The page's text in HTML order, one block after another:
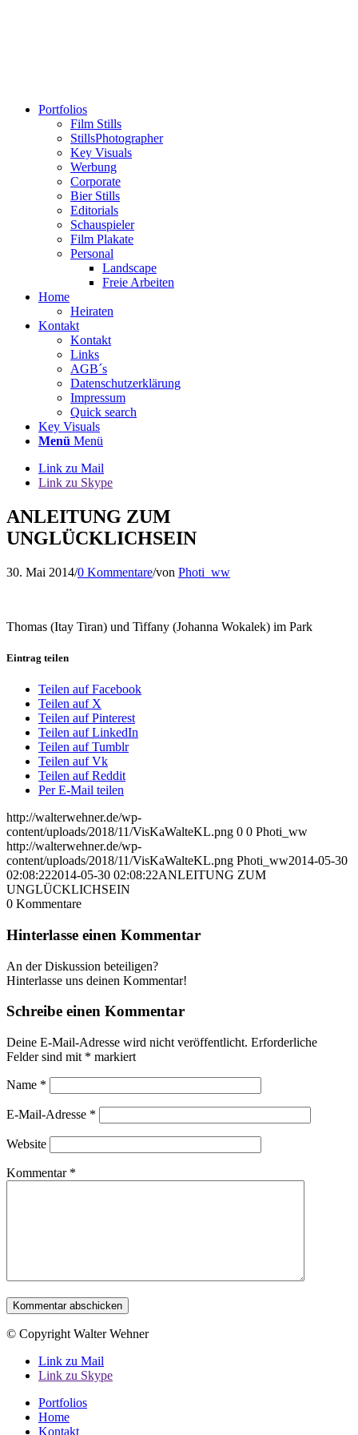
Portfolios
Film Stills
StillsPhotographer
Key Visuals
Werbung
Corporate
Bier Stills
Editorials
Schauspieler
Film Plakate
Personal
Landscape
Freie Arbeiten
Home
Heiraten
Kontakt
Kontakt
Links
AGB´s
Datenschutzerklärung
Impressum
Quick search
Key Visuals
Menü Menü
Link zu Mail
Link zu Skype
ANLEITUNG ZUM
UNGLÜCKLICHSEIN
30. Mai 2014/0 Kommentare/von Photi_ww
Thomas (Itay Tiran) und Tiffany (Johanna Wokalek) im Park
Eintrag teilen
Teilen auf Facebook
Teilen auf X
Teilen auf Pinterest
Teilen auf LinkedIn
Teilen auf Tumblr
Teilen auf Vk
Teilen auf Reddit
Per E-Mail teilen
http://walterwehner.de/wp-
content/uploads/2018/11/VisKaWalteKL.png 0 0 Photi_ww
http://walterwehner.de/wp-
content/uploads/2018/11/VisKaWalteKL.png Photi_ww2014-05-30
02:08:222014-05-30 02:08:22ANLEITUNG ZUM
UNGLÜCKLICHSEIN
0 Kommentare
Hinterlasse einen Kommentar
An der Diskussion beteiligen?
Hinterlasse uns deinen Kommentar!
Schreibe einen Kommentar
Deine E-Mail-Adresse wird nicht veröffentlicht. Erforderliche
Felder sind mit * markiert
Name *
E-Mail-Adresse *
Website
Kommentar *
© Copyright Walter Wehner
Link zu Mail
Link zu Skype
Portfolios
Home
Kontakt